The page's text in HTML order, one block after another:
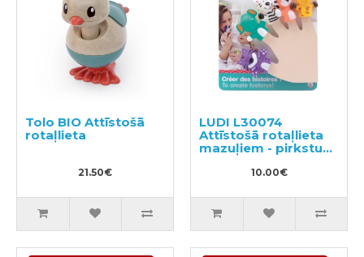
Tolo BIO Attīstošā
rotaļlieta
21.50€
LUDI L30074
Attīstošā rotaļlieta
mazuļiem - pirkstu
10.00€